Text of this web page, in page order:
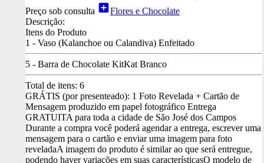
Preço sob consulta add_boxFlores e Chocolate
Descrição:
Itens do Produto
1 - Vaso (Kalanchoe ou Calandiva) Enfeitado
5 - Barra de Chocolate KitKat Branco
Total de itens: 6
GRÁTIS (por presenteado): 1 Foto Revelada + Cartão de
Mensagem produzido em papel fotográfico Entrega
GRATUITA para toda a cidade de São José dos Campos
Durante a compra você poderá agendar a entrega, escrever uma
mensagem para o cartão e enviar uma imagem para foto
reveladaA imagem do produto é similar ao que será entregue,
podendo haver variações em suas característicasO modelo de